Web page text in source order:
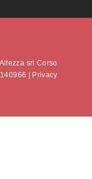
srl Corso
|
Privacy